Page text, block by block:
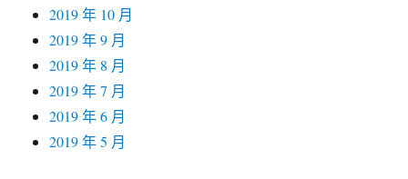
2019 年 10 月
2019 年 9 月
2019 年 8 月
2019 年 7 月
2019 年 6 月
2019 年 5 月